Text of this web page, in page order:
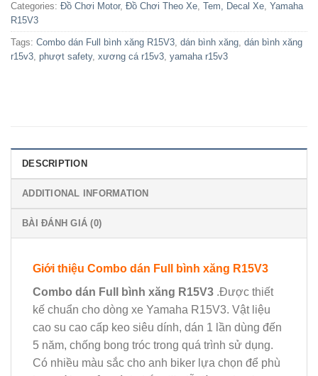
Categories: Đồ Chơi Motor, Đồ Chơi Theo Xe, Tem, Decal Xe, Yamaha
R15V3
Tags: Combo dán Full bình xăng R15V3, dán bình xăng, dán bình xăng
r15v3, phượt safety, xương cá r15v3, yamaha r15v3
DESCRIPTION
ADDITIONAL INFORMATION
BÀI ĐÁNH GIÁ (0)
Giới thiệu Combo dán Full bình xăng R15V3
Combo dán Full bình xăng R15V3 .Được thiết
kế chuẩn cho dòng xe Yamaha R15V3. Vật liệu
cao su cao cấp keo siêu dính, dán 1 lần dùng đến
5 năm, chống bong tróc trong quá trình sử dụng.
Có nhiều màu sắc cho anh biker lựa chọn để phù